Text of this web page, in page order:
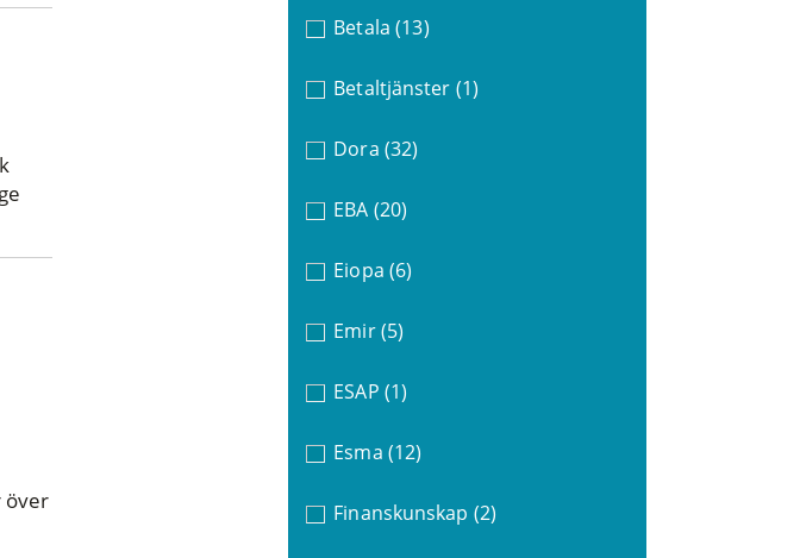
över
Betala (13)
Betaltjänster (1)
Dora (32)
EBA (20)
Eiopa (6)
Emir (5)
ESAP (1)
Esma (12)
Finanskunskap (2)